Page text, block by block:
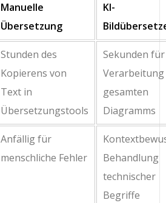
Manuelle
Übersetzung
KI-
Stunden des
Kopierens von
Text in
Übersetzungstools
Sekunden
Verarbeitung
gesamten
Diagramms
Anfällig für
menschliche Fehler
Behandlung
technischer
Begriffe